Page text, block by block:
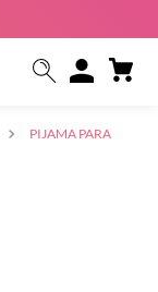
PIJAMA PARA